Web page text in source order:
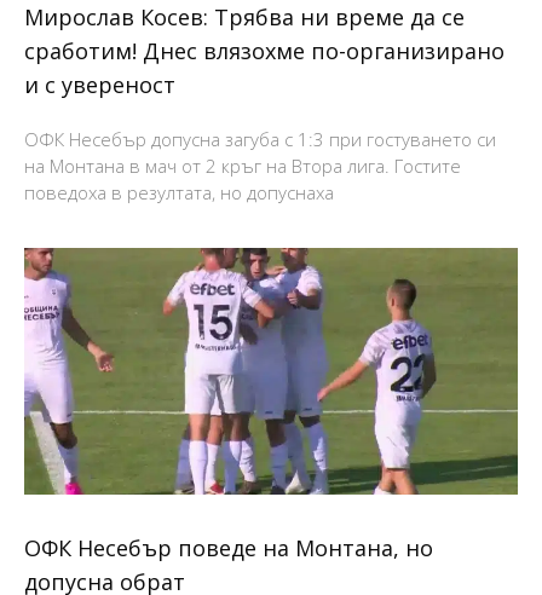
Мирослав Косев: Трябва ни време да се
сработим! Днес влязохме по-организирано
и с увереност
ОФК Несебър допусна загуба с 1:3 при гостуването си
на Монтана в мач от 2 кръг на Втора лига. Гостите
поведоха в резултата, но допуснаха
ОФК Несебър поведе на Монтана, но
допусна обрат